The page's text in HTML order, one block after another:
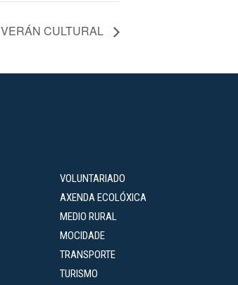
VERÁN CULTURAL
VOLUNTARIADO
AXENDA ECOLÓXICA
MEDIO RURAL
MOCIDADE
TRANSPORTE
TURISMO